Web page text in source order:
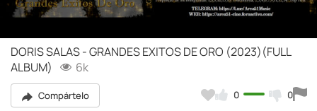
Video
DORIS SALAS - GRANDES EXITOS DE ORO (2023)(FULL
ALBUM)
6k
Compártelo 0 0